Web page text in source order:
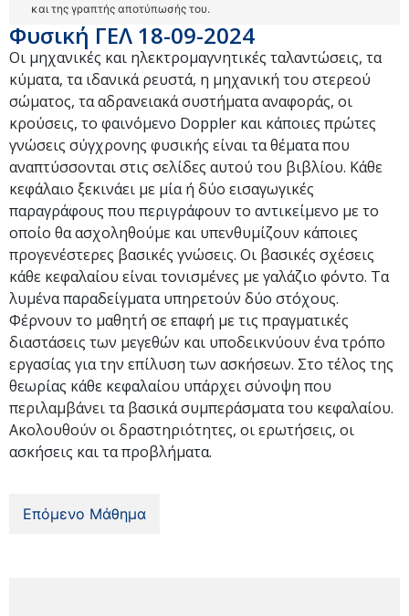
και της γραπτής αποτύπωσής του.
Φυσική ΓΕΛ 18-09-2024
Οι μηχανικές και ηλεκτρομαγνητικές ταλαντώσεις, τα
κύματα, τα ιδανικά ρευστά, η μηχανική του στερεού
σώματος, τα αδρανειακά συστήματα αναφοράς, οι
κρούσεις, το φαινόμενο Doppler και κάποιες πρώτες
γνώσεις σύγχρονης φυσικής είναι τα θέματα που
αναπτύσσονται στις σελίδες αυτού του βιβλίου. Κάθε
κεφάλαιο ξεκινάει με μία ή δύο εισαγωγικές
παραγράφους που περιγράφουν το αντικείμενο με το
οποίο θα ασχοληθούμε και υπενθυμίζουν κάποιες
προγενέστερες βασικές γνώσεις. Οι βασικές σχέσεις
κάθε κεφαλαίου είναι τονισμένες με γαλάζιο φόντο. Τα
λυμένα παραδείγματα υπηρετούν δύο στόχους.
Φέρνουν το μαθητή σε επαφή με τις πραγματικές
διαστάσεις των μεγεθών και υποδεικνύουν ένα τρόπο
εργασίας για την επίλυση των ασκήσεων. Στο τέλος της
θεωρίας κάθε κεφαλαίου υπάρχει σύνοψη που
περιλαμβάνει τα βασικά συμπεράσματα του κεφαλαίου.
Ακολουθούν οι δραστηριότητες, οι ερωτήσεις, οι
ασκήσεις και τα προβλήματα.
Επόμενο Μάθημα